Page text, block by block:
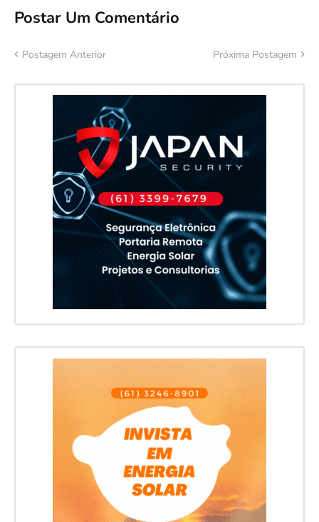
Postar Um Comentário
Postagem Anterior Próxima Postagem